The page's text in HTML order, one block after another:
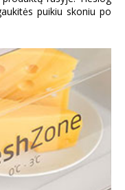
puikiu skoniu po